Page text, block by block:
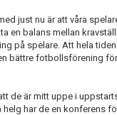
just nu är att våra
en balans mellan
på spelare. Att hela
bättre fotbollsförening
de är mitt uppe i
har de en konferens